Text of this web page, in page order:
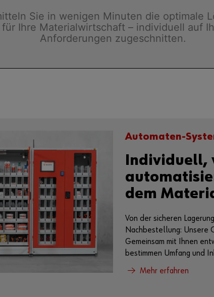
Sie in wenigen Minuten die optimale
für Ihre Materialwirtschaft – individuell auf
Anforderungen zugeschnitten.
Automaten-
dem
Von der sicheren
Nachbestellung: Unsere
Gemeinsam mit Ihnen
bestimmen Umfang und
Mehr erfahren